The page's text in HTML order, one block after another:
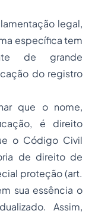
legal,
específica tem
de grande
do registro
que o nome,
é direito
o Código Civil
de direito de
proteção (art.
sua essência o
Assim,